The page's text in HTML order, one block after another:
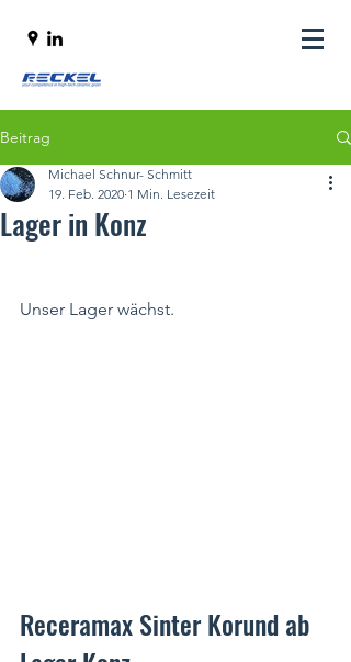
Beitrag
Lager in Konz
Michael Schnur- Schmitt
19. Feb. 2020 1 Min. Lesezeit
Unser Lager wächst.
Receramax Sinter Korund ab